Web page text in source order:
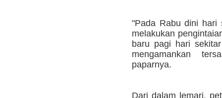
"Pada Rabu dini hari
melakukan
baru pagi hari
mengamankan
paparnya.
Dari dalam lemari,